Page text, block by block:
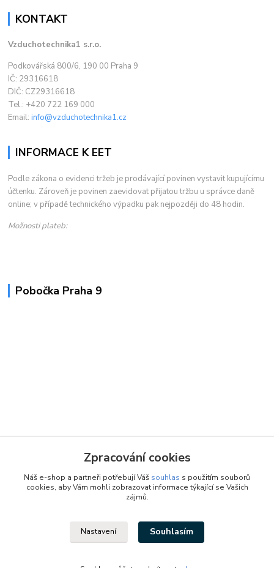
KONTAKT
Vzduchotechnika1 s.r.o.
Podkovářská 800/6, 190 00 Praha 9
IČ: 29316618
DIČ: CZ29316618
Tel.: +420 722 169 000
Email:info@vzduchotechnika1.cz
INFORMACE K EET
Podle zákona o evidenci tržeb je prodávající povinen vystavit kupujícímu
účtenku. Zároveň je povinen zaevidovat přijatou tržbu u správce daně
online; v případě technického výpadku pak nejpozději do 48 hodin.
Možnosti plateb:
Pobočka Praha 9
Zpracování cookies
Náš e-shop a partneři potřebují Váš souhlas s použitím souborů
cookies, aby Vám mohli zobrazovat informace týkající se Vašich
zájmů.
Nastavení Souhlasím